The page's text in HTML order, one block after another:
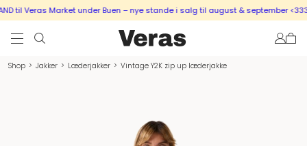
til Veras Market under Buen – nye stande i salg til august & september <333
Shop > Jakker > Læderjakker > Vintage Y2K zip up læderjakke